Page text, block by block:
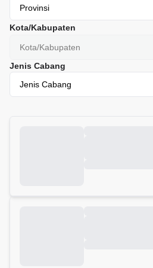
Provinsi
Kota/Kabupaten
Kota/Kabupaten
Jenis Cabang
Jenis Cabang